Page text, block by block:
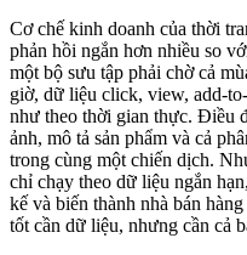
Cơ chế kinh doanh của thời
phản hồi ngắn hơn nhiều so
một bộ sưu tập phải chờ cả
giờ, dữ liệu click, view, add-
như theo thời gian thực. Điều
ảnh, mô tả sản phẩm và cả
trong cùng một chiến dịch.
chỉ chạy theo dữ liệu ngắn
kế và biến thành nhà bán
tốt cần dữ liệu, nhưng cần cả